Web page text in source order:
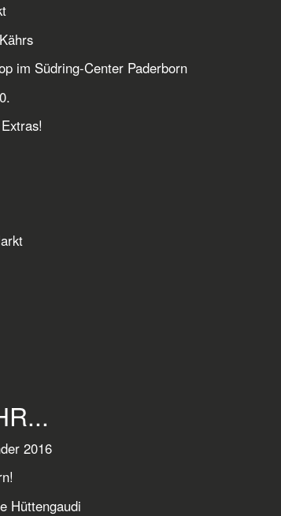
im Südring-Center Paderborn
2016
Hüttengaudi